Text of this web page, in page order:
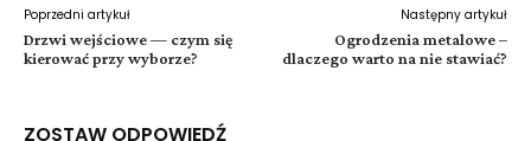
Poprzedni artykuł
Drzwi wejściowe — czym się
kierować przy wyborze?
Następny artykuł
Ogrodzenia metalowe –
dlaczego warto na nie stawiać?
ZOSTAW ODPOWIEDŹ